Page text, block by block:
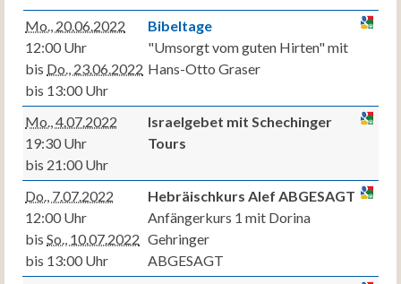
Mo., 20.06.2022
12:00 Uhr
bis Do., 23.06.2022
bis 13:00 Uhr
Bibeltage
"Umsorgt vom guten Hirten" mit
Hans-Otto Graser
Mo., 4.07.2022
19:30 Uhr
bis 21:00 Uhr
Israelgebet mit Schechinger
Tours
Do., 7.07.2022
12:00 Uhr
bis So., 10.07.2022
bis 13:00 Uhr
Hebräischkurs Alef ABGESAGT
Anfängerkurs 1 mit Dorina
Gehringer
ABGESAGT